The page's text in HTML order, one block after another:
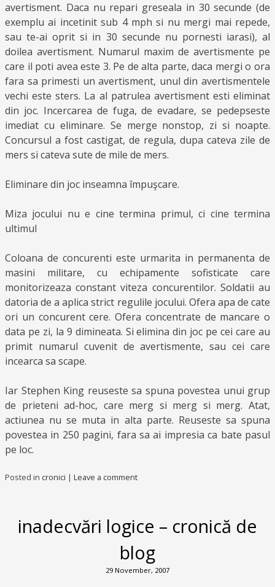
avertisment. Daca nu repari greseala in 30 secunde (de
exemplu ai incetinit sub 4 mph si nu mergi mai repede,
sau te-ai oprit si in 30 secunde nu pornesti iarasi), al
doilea avertisment. Numarul maxim de avertismente pe
care il poti avea este 3. Pe de alta parte, daca mergi o ora
fara sa primesti un avertisment, unul din avertismentele
vechi este sters. La al patrulea avertisment esti eliminat
din joc. Incercarea de fuga, de evadare, se pedepseste
imediat cu eliminare. Se merge nonstop, zi si noapte.
Concursul a fost castigat, de regula, dupa cateva zile de
mers si cateva sute de mile de mers.
Eliminare din joc inseamna împuşcare.
Miza jocului nu e cine termina primul, ci cine termina
ultimul
Coloana de concurenti este urmarita in permanenta de
masini militare, cu echipamente sofisticate care
monitorizeaza constant viteza concurentilor. Soldatii au
datoria de a aplica strict regulile jocului. Ofera apa de cate
ori un concurent cere. Ofera concentrate de mancare o
data pe zi, la 9 dimineata. Si elimina din joc pe cei care au
primit numarul cuvenit de avertismente, sau cei care
incearca sa scape.
Iar Stephen King reuseste sa spuna povestea unui grup
de prieteni ad-hoc, care merg si merg si merg. Atat,
actiunea nu se muta in alta parte. Reuseste sa spuna
povestea in 250 pagini, fara sa ai impresia ca bate pasul
pe loc.
Posted in cronici | Leave a comment
inadecvări logice – cronică de
blog
29 November, 2007